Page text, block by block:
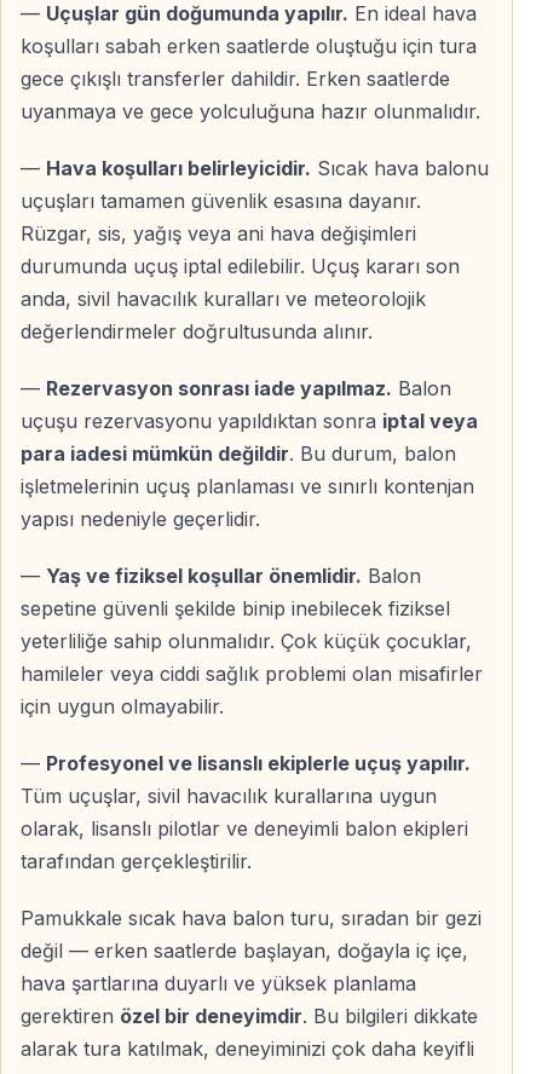
Sakin hava, yumuşak ışık ve fotoğraf için mükemmel
koşullar.
Antalya Çıkışlı Konfor
Gece transferi sayesinde gün doğumunda doğrudan
uçuş alanında olun.
Saf Balon Deneyimi
Tur içeriği yalnızca balon uçuşuna odaklanır — sade,
net ve ayrıcalıklı.
Tur Kapsamı ve Bilinmesi Gerekenler
Fiyata Dahil Olanlar
— Pamukkale üzerinde sıcak hava balonu uçuşu
— Lisanslı pilot ve profesyonel balon ekibi
— Gün doğumu uçuş deneyimi
Fiyata Dahil Olmayanlar
— Pamukkale ve Hierapolis giriş ücretleri
— Kişisel harcamalar
Kimler İçin Uygun
— Farklı ve özel bir deneyim arayan gezginler
— Romantik anlar yaşamak isteyen çiftler
— Gün doğumu ve manzara fotoğrafçılığı sevenler
— Antalya’dan Pamukkale’yi premium şekilde
keşfetmek isteyenler
— Uçuşlar gün doğumunda yapılır. En ideal hava
koşulları sabah erken saatlerde oluştuğu için tura
gece çıkışlı transferler dahildir. Erken saatlerde
uyanmaya ve gece yolculuğuna hazır olunmalıdır.
— Hava koşulları belirleyicidir. Sıcak hava balonu
uçuşları tamamen güvenlik esasına dayanır.
Rüzgar, sis, yağış veya ani hava değişimleri
durumunda uçuş iptal edilebilir. Uçuş kararı son
anda, sivil havacılık kuralları ve meteorolojik
değerlendirmeler doğrultusunda alınır.
— Rezervasyon sonrası iade yapılmaz. Balon
uçuşu rezervasyonu yapıldıktan sonra iptal veya
para iadesi mümkün değildir. Bu durum, balon
işletmelerinin uçuş planlaması ve sınırlı kontenjan
yapısı nedeniyle geçerlidir.
— Yaş ve fiziksel koşullar önemlidir. Balon
sepetine güvenli şekilde binip inebilecek fiziksel
yeterliliğe sahip olunmalıdır. Çok küçük çocuklar,
hamileler veya ciddi sağlık problemi olan misafirler
için uygun olmayabilir.
— Profesyonel ve lisanslı ekiplerle uçuş yapılır.
Tüm uçuşlar, sivil havacılık kurallarına uygun
olarak, lisanslı pilotlar ve deneyimli balon ekipleri
tarafından gerçekleştirilir.
Pamukkale sıcak hava balon turu, sıradan bir gezi
değil — erken saatlerde başlayan, doğayla iç içe,
hava şartlarına duyarlı ve yüksek planlama
gerektiren özel bir deneyimdir. Bu bilgileri dikkate
alarak tura katılmak, deneyiminizi çok daha keyifli